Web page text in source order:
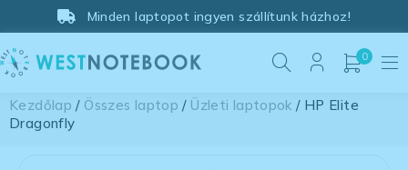
Minden laptopot ingyen szállítunk házhoz!
0
Kezdőlap / Összes laptop / Üzleti laptopok / HP Elite
Dragonfly